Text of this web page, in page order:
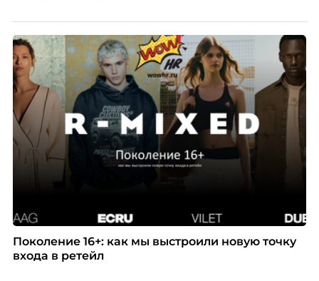
Поколение 16+: как мы выстроили новую точку
входа в ретейл